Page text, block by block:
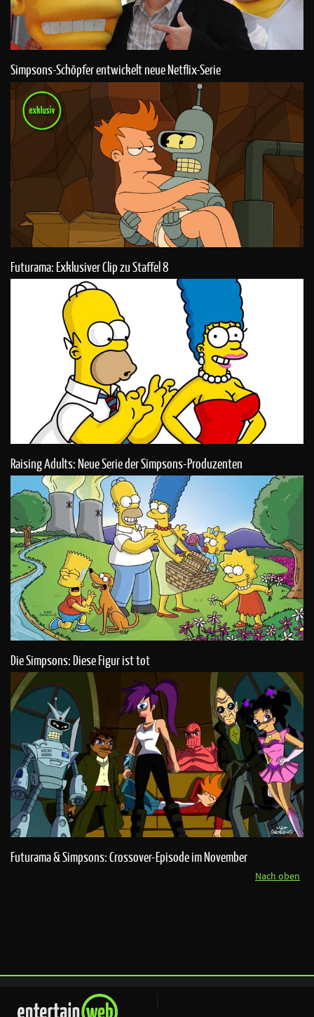
Simpsons-Schöpfer entwickelt neue Netflix-Serie
Futurama: Exklusiver Clip zu Staffel 8
Raising Adults: Neue Serie der Simpsons-Produzenten
Die Simpsons: Diese Figur ist tot
Futurama & Simpsons: Crossover-Episode im November
Nach oben